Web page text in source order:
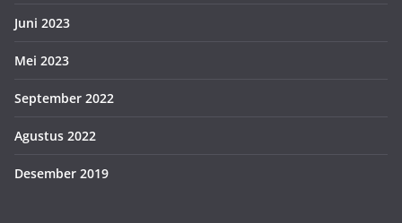
Juni 2023
Mei 2023
September 2022
Agustus 2022
Desember 2019